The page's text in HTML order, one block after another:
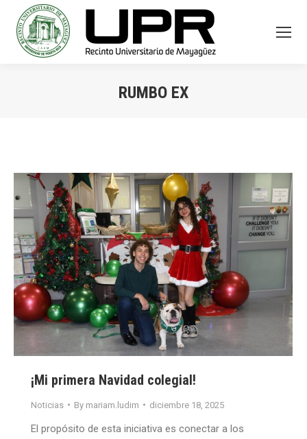
RUMBO EX
¡Mi primera Navidad colegial!
Noticias By mariam.ludim diciembre 18, 2025
El propósito de esta iniciativa es conectar a los